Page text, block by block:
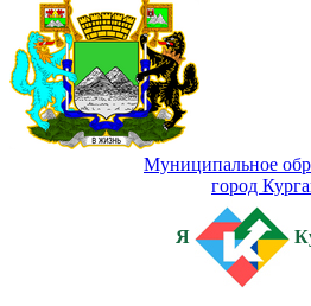
Муниципальное
город
Я